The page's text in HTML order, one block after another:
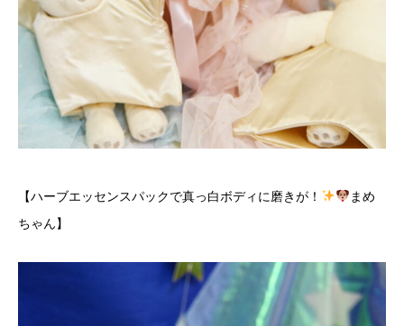
【ハーブエッセンスパックで真っ白ボディに磨きが！
まめ
ちゃん】